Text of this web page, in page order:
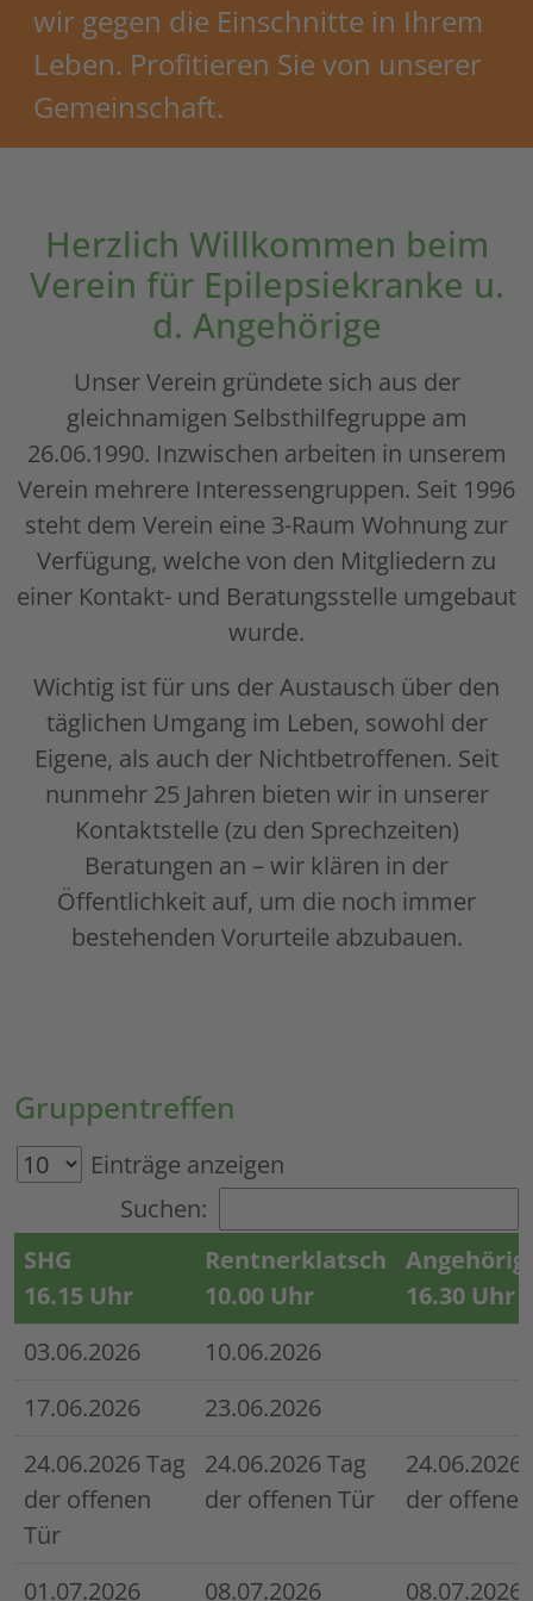
wir gegen die Einschnitte in Ihrem
Leben. Profitieren Sie von unserer
Gemeinschaft.
Herzlich Willkommen beim
Verein für Epilepsiekranke u.
d. Angehörige
Unser Verein gründete sich aus der
gleichnamigen Selbsthilfegruppe am
26.06.1990. Inzwischen arbeiten in unserem
Verein mehrere Interessengruppen. Seit 1996
steht dem Verein eine 3-Raum Wohnung zur
Verfügung, welche von den Mitgliedern zu
einer Kontakt- und Beratungsstelle umgebaut
wurde.
Wichtig ist für uns der Austausch über den
täglichen Umgang im Leben, sowohl der
Eigene, als auch der Nichtbetroffenen. Seit
nunmehr 25 Jahren bieten wir in unserer
Kontaktstelle (zu den Sprechzeiten)
Beratungen an – wir klären in der
Öffentlichkeit auf, um die noch immer
bestehenden Vorurteile abzubauen.
Gruppentreffen
Einträge anzeigen
Suchen:
SHG
16.15 Uhr
Rentnerklatsch
10.00 Uhr
16.30 Uhr
SHG
Rentnerklatsch
03.06.2026
10.06.2026
17.06.2026
23.06.2026
24.06.2026 Tag
der offenen
Tür
24.06.2026 Tag
der offenen Tür
24.06.2026
der
01.07.2026 08.07.2026
08.07.2026